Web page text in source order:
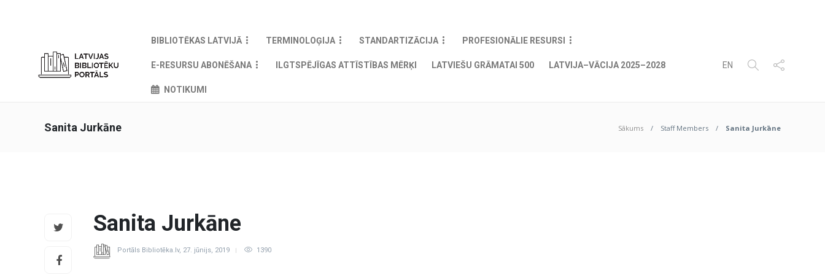
BIBLIOTĒKAS LATVIJĀ TERMINOLOĢIJA STANDARTIZĀCIJA PROFESIONĀLIE RESURSI
E-RESURSU ABONĒŠANA ILGTSPĒJĪGAS ATTĪSTĪBAS MĒRĶI LATVIEŠU GRĀMATAI 500 LATVIJA–VĀCIJA 2025–2028
NOTIKUMI
EN
Sanita Jurkāne Sākums Staff Members Sanita Jurkāne
Sanita Jurkāne
Portāls Bibliotēka.lv, 27. jūnijs, 2019 1390